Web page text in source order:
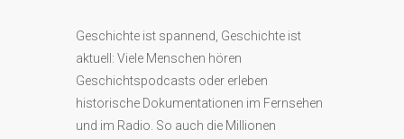
Geschichte ist spannend, Geschichte ist
aktuell: Viele Menschen hören
Geschichtspodcasts oder erleben
historische Dokumentationen im Fernsehen
und im Radio. So auch die Millionen